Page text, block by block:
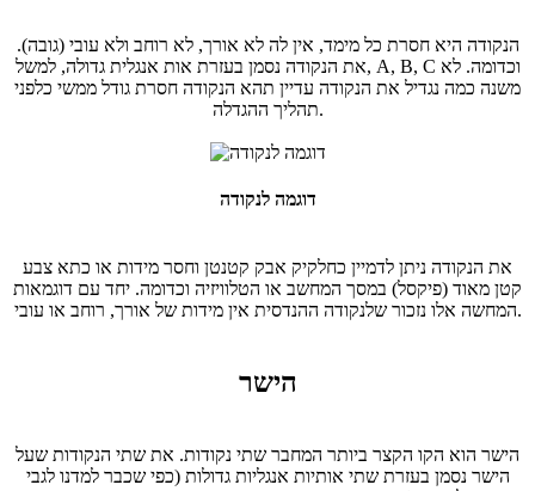
הנקודה היא חסרת כל מימד, אין לה לא אורך, לא רוחב ולא עובי (גובה).
את הנקודה נסמן בעזרת אות אנגלית גדולה, למשל, A, B, C וכדומה. לא
משנה כמה נגדיל את הנקודה עדיין תהא הנקודה חסרת גודל ממשי כלפני
תהליך ההגדלה.
דוגמה לנקודה
את הנקודה ניתן לדמיין כחלקיק אבק קטנטן וחסר מידות או כתא צבע
קטן מאוד (פיקסל) במסך המחשב או הטלוויזיה וכדומה. יחד עם דוגמאות
המחשה אלו נזכור שלנקודה ההנדסית אין מידות של אורך, רוחב או עובי.
הישר
הישר הוא הקו הקצר ביותר המחבר שתי נקודות. את שתי הנקודות שעל
הישר נסמן בעזרת שתי אותיות אנגליות גדולות (כפי שכבר למדנו לגבי